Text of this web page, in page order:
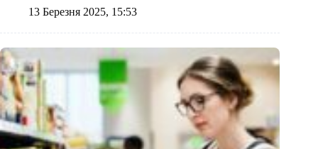
13 Березня 2025, 15:53